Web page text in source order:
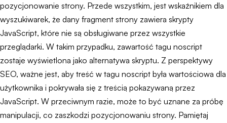
pozycjonowanie strony. Przede wszystkim, jest wskaźnikiem dla
wyszukiwarek, że dany fragment strony zawiera skrypty
JavaScript, które nie są obsługiwane przez wszystkie
przeglądarki. W takim przypadku, zawartość tagu noscript
zostaje wyświetlona jako alternatywa skryptu. Z perspektywy
SEO, ważne jest, aby treść w tagu noscript była wartościowa dla
użytkownika i pokrywała się z treścią pokazywaną przez
JavaScript. W przeciwnym razie, może to być uznane za próbę
manipulacji, co zaszkodzi pozycjonowaniu strony. Pamiętaj